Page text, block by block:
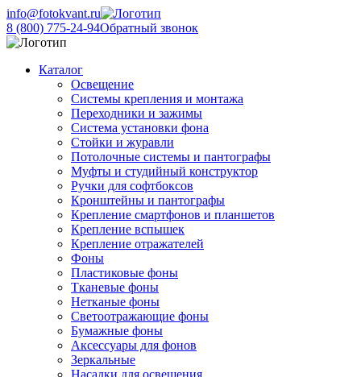
info@fotokvant.ru
8 (800) 775-24-94Обратный звонок
Каталог
Освещение
Системы крепления и монтажа
Переходники и зажимы
Система установки фона
Стойки и журавли
Потолочные системы и пантографы
Муфты и студийный конструктор
Ручки для софтбоксов
Кронштейны и пантографы
Крепление смартфонов и планшетов
Крепление вспышек
Крепление отражателей
Фоны
Пластиковые фоны
Тканевые фоны
Нетканые фоны
Светоотражающие фоны
Бумажные фоны
Аксессуары для фонов
Зеркальные
Насадки для освещения